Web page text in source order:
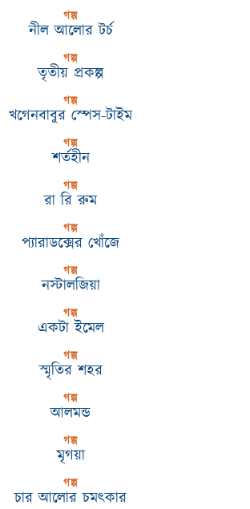
গল্প
নীল আলোর টর্চ
গল্প
তৃতীয় প্রকল্প
গল্প
খগেনবাবুর স্পেস-টাইম
গল্প
শর্তহীন
গল্প
রা রি রুম
গল্প
প্যারাডক্সের খোঁজে
গল্প
নস্টালজিয়া
গল্প
একটা ইমেল
গল্প
স্মৃতির শহর
গল্প
আলমন্ড
গল্প
মৃগয়া
গল্প
চার আলোর চমৎকার